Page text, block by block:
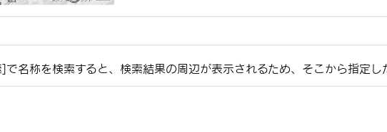
‍]で名称を検索すると、検索結果の周辺が表示されるため、そこから指定し